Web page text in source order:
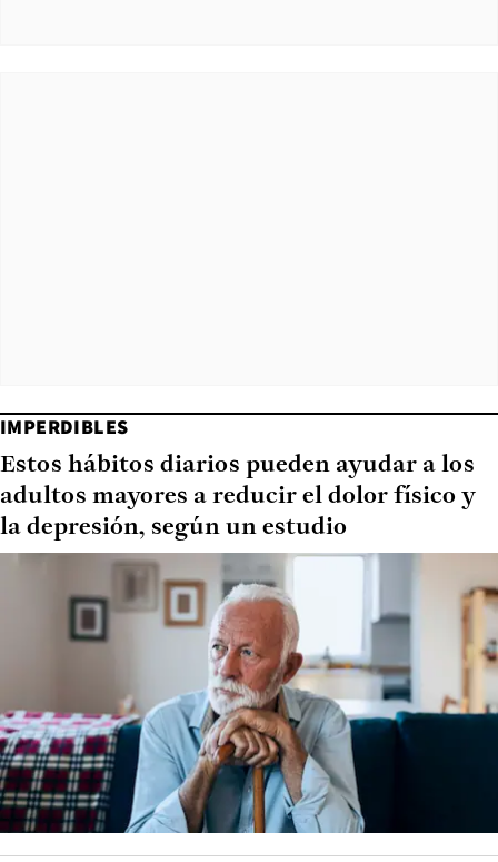
IMPERDIBLES
Estos hábitos diarios pueden ayudar a los
adultos mayores a reducir el dolor físico y
la depresión, según un estudio